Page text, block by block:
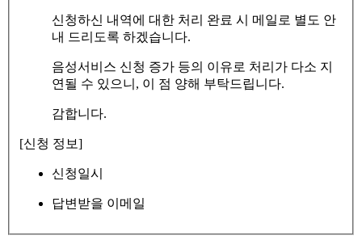
신청하신 내역에 대한 처리 완료 시 메일로 별도 안
내 드리도록 하겠습니다.
음성서비스 신청 증가 등의 이유로 처리가 다소 지
연될 수 있으니, 이 점 양해 부탁드립니다.
감합니다.
[신청 정보]
신청일시
답변받을 이메일